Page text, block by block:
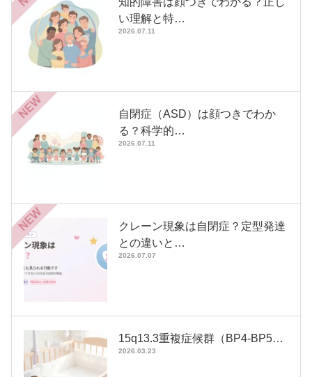
い理解と特…
2026.07.11
NEW
自閉症（ASD）は顔つきでわか
る？科学的…
2026.07.11
NEW
クレーン現象は自閉症？定型発達
との違いと…
2026.07.07
15q13.3重複症候群（BP4-BP5…
2026.03.23